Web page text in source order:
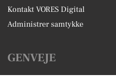
Kontakt VORES Digital
Administrer samtykke
GENVEJE